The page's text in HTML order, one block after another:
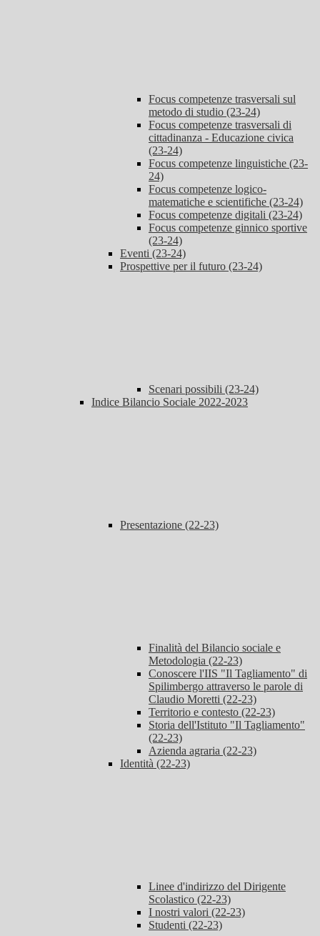
Focus competenze trasversali sul
metodo di studio (23-24)
Focus competenze trasversali di
cittadinanza - Educazione civica
(23-24)
Focus competenze linguistiche (23-
24)
Focus competenze logico-
matematiche e scientifiche (23-24)
Focus competenze digitali (23-24)
Focus competenze ginnico sportive
(23-24)
Eventi (23-24)
Prospettive per il futuro (23-24)
Scenari possibili (23-24)
Indice Bilancio Sociale 2022-2023
Presentazione (22-23)
Finalità del Bilancio sociale e
Metodologia (22-23)
Conoscere l'IIS "Il Tagliamento" di
Spilimbergo attraverso le parole di
Claudio Moretti (22-23)
Territorio e contesto (22-23)
Storia dell'Istituto "Il Tagliamento"
(22-23)
Azienda agraria (22-23)
Identità (22-23)
Linee d'indirizzo del Dirigente
Scolastico (22-23)
I nostri valori (22-23)
Studenti (22-23)